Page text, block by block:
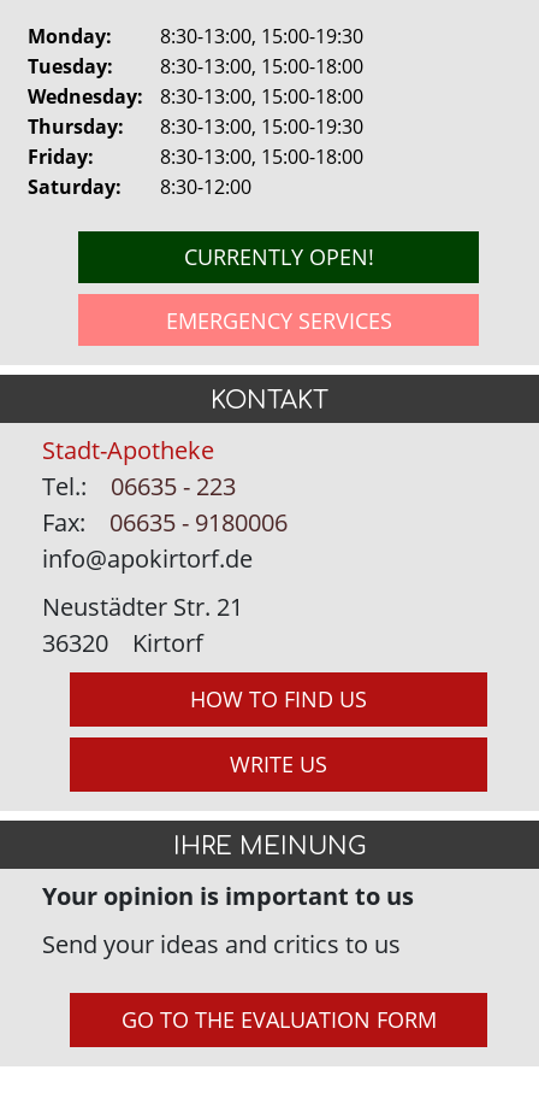
Monday:
8:30-13:00, 15:00-19:30
Tuesday:
8:30-13:00, 15:00-18:00
Wednesday:
8:30-13:00, 15:00-18:00
Thursday:
8:30-13:00, 15:00-19:30
Friday:
8:30-13:00, 15:00-18:00
Saturday:
8:30-12:00
CURRENTLY OPEN!
EMERGENCY SERVICES
KONTAKT
Stadt-Apotheke
Tel.:
06635 - 223
Fax:
06635 - 9180006
info@apokirtorf.de
Neustädter Str. 21
36320
Kirtorf
HOW TO FIND US
WRITE US
IHRE MEINUNG
Your opinion is important to us
Send your ideas and critics to us
GO TO THE EVALUATION FORM